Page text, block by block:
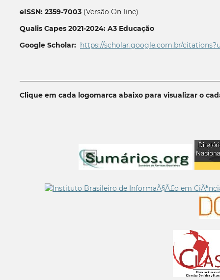
eISSN: 2359-7003(Versão On-line)
Qualis Capes 2021-2024: A3 Educação
Google Scholar: https://scholar.google.com.br/
Clique em cada logomarca abaixo para visualizar o